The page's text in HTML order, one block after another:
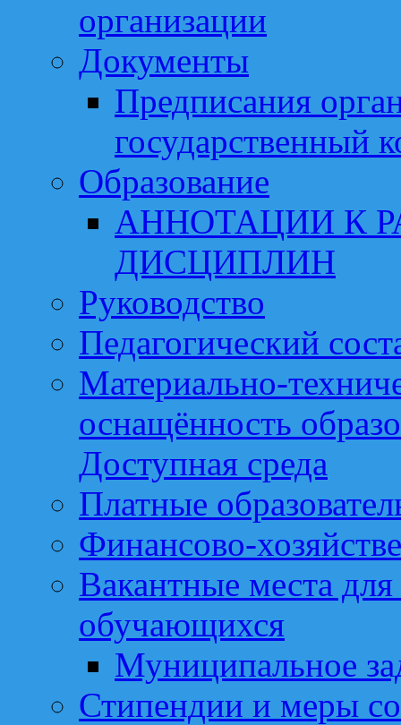
организации
Документы
Предписания
государственный
Образование
АННОТАЦИИ К
ДИСЦИПЛИН
Руководство
Педагогический
Материально-
оснащённость
Доступная среда
Платные
Финансово-
Вакантные места
обучающихся
Муниципальное
Стипендии и меры